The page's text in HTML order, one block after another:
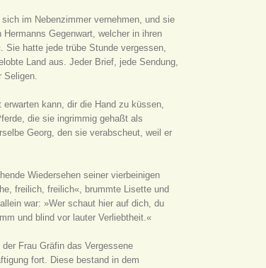
im Nebenzimmer vernehmen, und sie
Gegenwart, welcher in ihren
Sie hatte jede trübe Stunde vergessen,
Land aus. Jeder Brief, jede Sendung,
Seligen.
kann, dir die Hand zu küssen,
die sie ingrimmig gehaßt als
Georg, den sie verabscheut, weil er
Wiedersehen seiner vierbeinigen
freilich, freilich«, brummte Lisette und
war: »Wer schaut hier auf dich, du
und blind vor lauter Verliebtheit.«
Frau Gräfin das Vergessene
fort. Diese bestand in dem